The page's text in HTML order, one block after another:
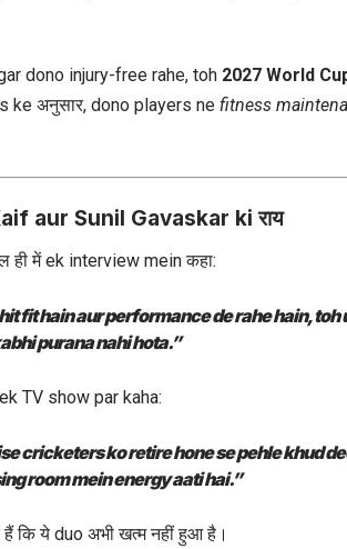
dono injury-free rahe, toh 2027 World
ke अनुसार, dono players ne fitness
aur Sunil Gavaskar ki राय
ही में ek interview mein कहा:
fit hain aur performance de rahe hain,
purana nahi hota.”
TV show par kaha:
cricketers ko retire hone se pehle khud
room mein energy aati hai.”
कि ये duo अभी खत्म नहीं हुआ है।